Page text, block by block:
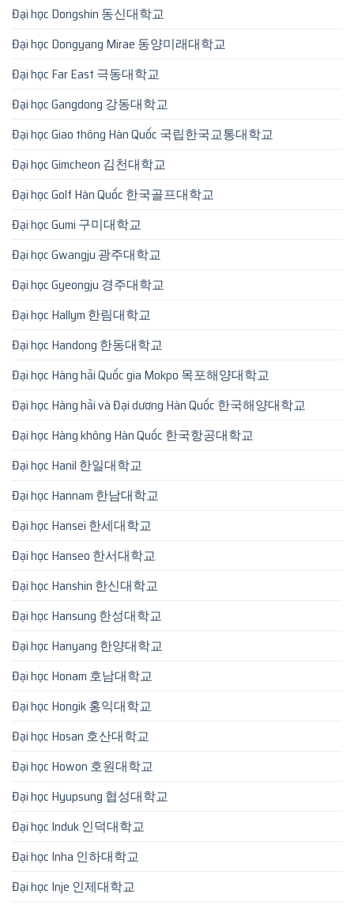
Đại học Dongshin 동신대학교
Đại học Dongyang Mirae 동양미래대학교
Đại học Far East 극동대학교
Đại học Gangdong 강동대학교
Đại học Giao thông Hàn Quốc 국립한국교통대학교
Đại học Gimcheon 김천대학교
Đại học Golf Hàn Quốc 한국골프대학교
Đại học Gumi 구미대학교
Đại học Gwangju 광주대학교
Đại học Gyeongju 경주대학교
Đại học Hallym 한림대학교
Đại học Handong 한동대학교
Đại học Hàng hải Quốc gia Mokpo 목포해양대학교
Đại học Hàng hải và Đại dương Hàn Quốc 한국해양대학교
Đại học Hàng không Hàn Quốc 한국항공대학교
Đại học Hanil 한일대학교
Đại học Hannam 한남대학교
Đại học Hansei 한세대학교
Đại học Hanseo 한서대학교
Đại học Hanshin 한신대학교
Đại học Hansung 한성대학교
Đại học Hanyang 한양대학교
Đại học Honam 호남대학교
Đại học Hongik 홍익대학교
Đại học Hosan 호산대학교
Đại học Howon 호원대학교
Đại học Hyupsung 협성대학교
Đại học Induk 인덕대학교
Đại học Inha 인하대학교
Đại học Inje 인제대학교